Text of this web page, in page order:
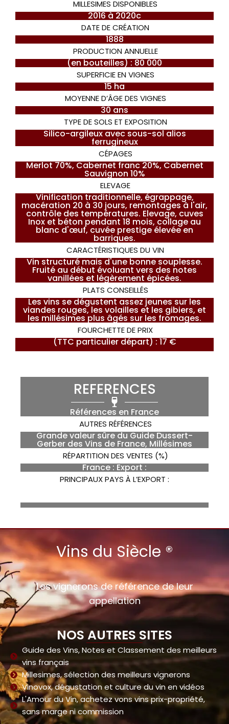
MILLESIMES DISPONIBLES
2016 à 2020c
DATE DE CRÉATION
1888
PRODUCTION ANNUELLE
(en bouteilles) : 80 000
SUPERFICIE EN VIGNES
15 ha
MOYENNE D’ÂGE DES VIGNES
30 ans
TYPE DE SOLS ET EXPOSITION
Silico-argileux avec sous-sol alios
ferrugineux
CÉPAGES
Merlot 70%, Cabernet franc 20%, Cabernet
Sauvignon 10%
ELEVAGE
Vinification traditionnelle, égrappage,
macération 20 à 30 jours, remontages à l'air,
contrôle des températures. Elevage, cuves
Inox et béton pendant 18 mois, collage au
blanc d'œuf, cuvée prestige élevée en
barriques.
CARACTÉRISTIQUES DU VIN
Vin structuré mais d'une bonne souplesse.
Fruité au début évoluant vers des notes
vanillées et légèrement épicées.
PLATS CONSEILLÉS
Les vins se dégustent assez jeunes sur les
viandes rouges, les volailles et les gibiers, et
les millésimes plus âgés sur les fromages.
FOURCHETTE DE PRIX
(TTC particulier départ) : 17 €
REFERENCES
Références en France
AUTRES RÉFÉRENCES
Grande valeur sûre du Guide Dussert-
Gerber des Vins de France, Millésimes
RÉPARTITION DES VENTES (%)
France : Export :
PRINCIPAUX PAYS À L’EXPORT :
Vins du Siècle ®
Les vignerons de référence de leur
appellation
NOS AUTRES SITES
Guide des Vins, Notes et Classement des meilleurs
vins français
Millesimes, sélection des meilleurs vignerons
Vinovox, dégustation et culture du vin en vidéos
L'Amour du Vin, achetez vons vins prix-propriété,
sans marge ni commission